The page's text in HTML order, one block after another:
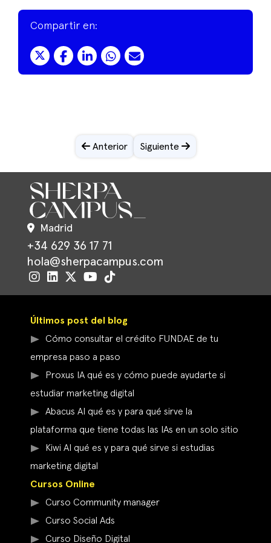
Compartir en:
Anterior Siguiente
Madrid
+34 629 36 17 71
hola@sherpacampus.com
Últimos post del blog
Cómo consultar el crédito FUNDAE de tu
empresa paso a paso
Proxus IA qué es y cómo puede ayudarte si
estudiar marketing digital
Abacus AI qué es y para qué sirve la
plataforma que tiene todas las IAs en un solo sitio
Kiwi AI qué es y para qué sirve si estudias
marketing digital
Cursos Online
Curso Community manager
Curso Social Ads
Curso Diseño Digital